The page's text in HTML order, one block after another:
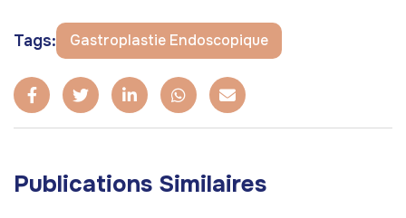
Tags: Gastroplastie Endoscopique
Publications Similaires